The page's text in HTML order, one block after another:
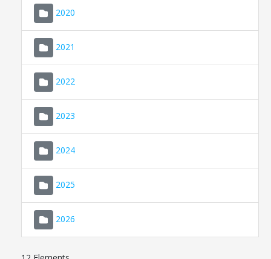
2020
2021
2022
2023
2024
2025
2026